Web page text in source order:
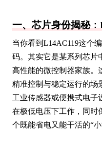
一、芯片身份揭秘
当你看到L14AC119这个
码。其实它是某系列芯片
高性能的微控制器家族。
精准控制与稳定运行的场
工业传感器或便携式电子
在极低电压下工作，同时
个既能省电又能干活的“小